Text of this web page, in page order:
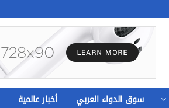
سوق الدواء العربي أخبار عالمية